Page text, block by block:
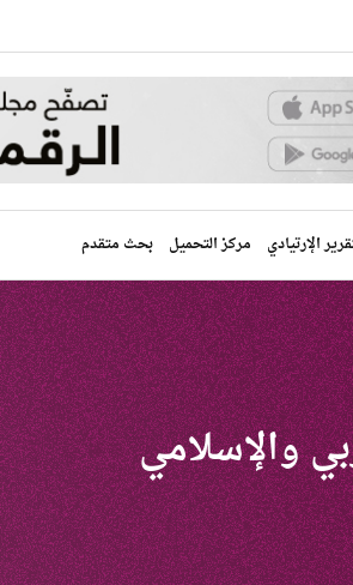
الإرتيادي مركز التحميل بحث متقدم
والإسلامي